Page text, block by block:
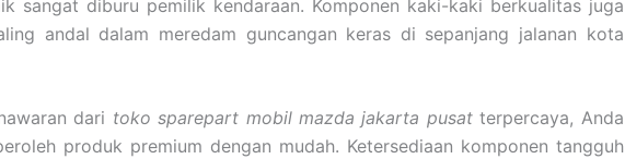
sangat diburu pemilik kendaraan. Komponen kaki-kaki berkualitas juga
andal dalam meredam guncangan keras di sepanjang jalanan kota
dari toko sparepart mobil mazda jakarta pusatterpercaya, Anda
produk premium dengan mudah. Ketersediaan komponen tangguh